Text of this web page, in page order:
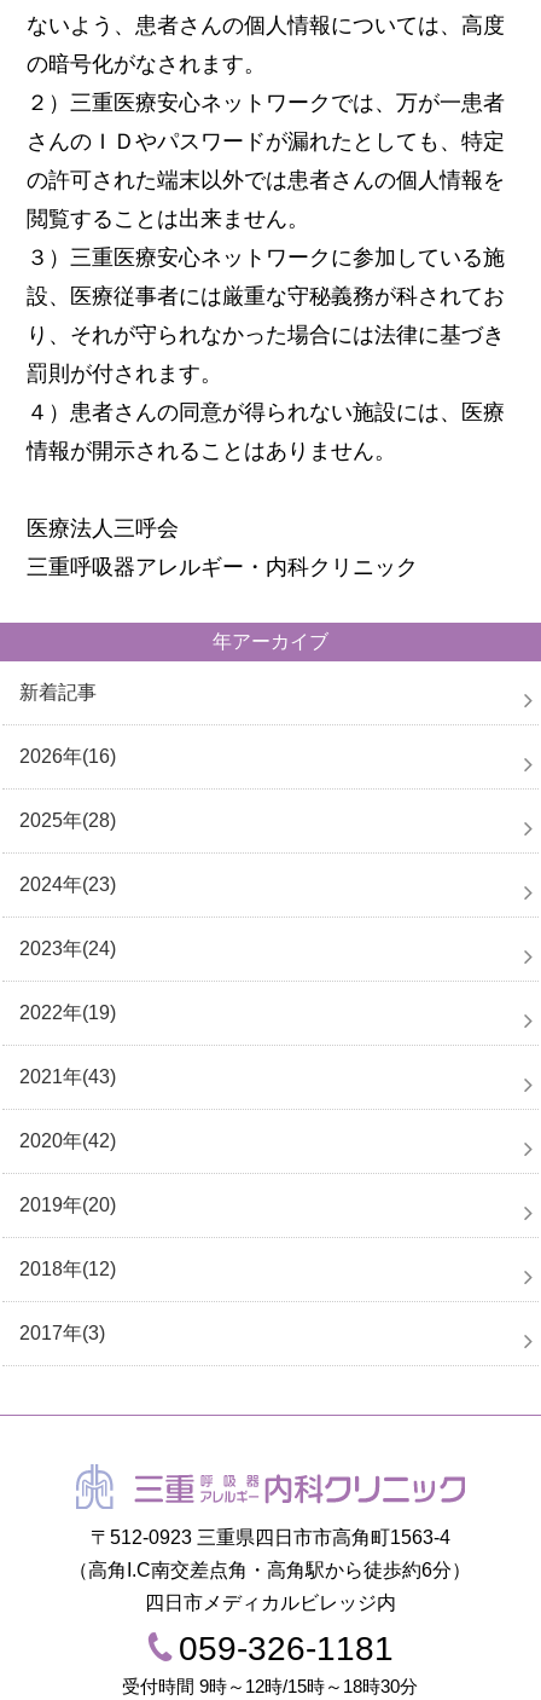
ないよう、患者さんの個人情報については、高度
の暗号化がなされます。
２）三重医療安心ネットワークでは、万が一患者
さんのＩＤやパスワードが漏れたとしても、特定
の許可された端末以外では患者さんの個人情報を
閲覧することは出来ません。
３）三重医療安心ネットワークに参加している施
設、医療従事者には厳重な守秘義務が科されてお
り、それが守られなかった場合には法律に基づき
罰則が付されます。
４）患者さんの同意が得られない施設には、医療
情報が開示されることはありません。
医療法人三呼会
三重呼吸器アレルギー・内科クリニック
年アーカイブ
新着記事
2026年(16)
2025年(28)
2024年(23)
2023年(24)
2022年(19)
2021年(43)
2020年(42)
2019年(20)
2018年(12)
2017年(3)
〒512-0923 三重県四日市市高角町1563-4
（高角I.C南交差点角・高角駅から徒歩約6分）
四日市メディカルビレッジ内
059-326-1181
受付時間 9時～12時/15時～18時30分